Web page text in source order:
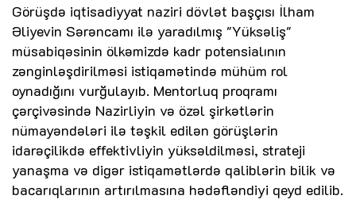
Görüşdə iqtisadiyyat naziri dövlət başçısı İlham
Əliyevin Sərəncamı ilə yaradılmış "Yüksəliş"
müsabiqəsinin ölkəmizdə kadr potensialının
zənginləşdirilməsi istiqamətində mühüm rol
oynadığını vurğulayıb. Mentorluq proqramı
çərçivəsində Nazirliyin və özəl şirkətlərin
nümayəndələri ilə təşkil edilən görüşlərin
idarəçilikdə effektivliyin yüksəldilməsi, strateji
yanaşma və digər istiqamətlərdə qaliblərin bilik və
bacarıqlarının artırılmasına hədəfləndiyi qeyd edilib.